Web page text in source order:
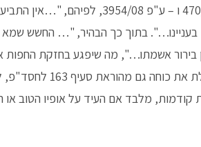
כב' בית המשפט תומך את קביעתו בפסיקה ובכללה מכוח ע"פ 470/83 ו
בעניינו…". בתוך כך הבהיר, "… החשש שמא
בירור אשמתו…", מה שיפגע בחזקת
לזכותו, ע"פ 5972/07. מפסק הדין עולה עוד כי,
קודמות, מלבד אם העיד על אופיו הטוב או